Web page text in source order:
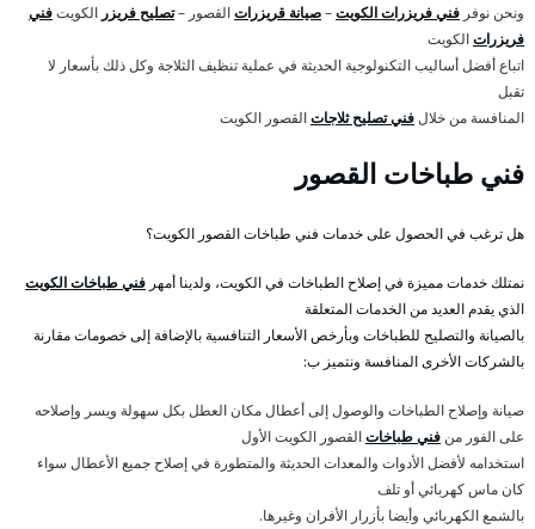
ونحن نوفر فني فريزرات الكويت–صيانة قريزراتالقصور –تصليح فريزر الكويتفني
فريزراتالكويت
اتباع أفضل أساليب التكنولوجية الحديثة في عملية تنظيف الثلاجة وكل ذلك بأسعار لا
تقبل
المنافسة من خلالفني تصليح ثلاجاتالقصور الكويت
فني طباخات القصور
هل ترغب في الحصول على خدمات فني طباخات القصور الكويت؟
نمتلك خدمات مميزة في إصلاح الطباخات في الكويت، ولدينا أمهر فني طباخات الكويت
الذي يقدم العديد من الخدمات المتعلقة
بالصيانة والتصليح للطباخات وبأرخص الأسعار التنافسية بالإضافة إلى خصومات مقارنة
بالشركات الأخرى المنافسة ونتميز ب:
صيانة وإصلاح الطباخات والوصول إلى أعطال مكان العطل بكل سهولة ويسر وإصلاحه
على الفور من فني طباخاتالقصور الكويت الأول
استخدامه لأفضل الأدوات والمعدات الحديثة والمتطورة في إصلاح جميع الأعطال سواء
كان ماس كهربائي أو تلف
بالشمع الكهربائي وأيضا بأزرار الأفران وغيرها.